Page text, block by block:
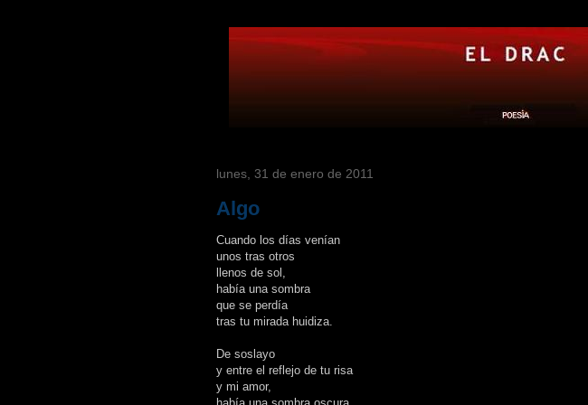
lunes, 31 de enero de 2011
Algo
Cuando los días venían
unos tras otros
llenos de sol,
había una sombra
que se perdía
tras tu mirada huidiza.
De soslayo
y entre el reflejo de tu risa
y mi amor,